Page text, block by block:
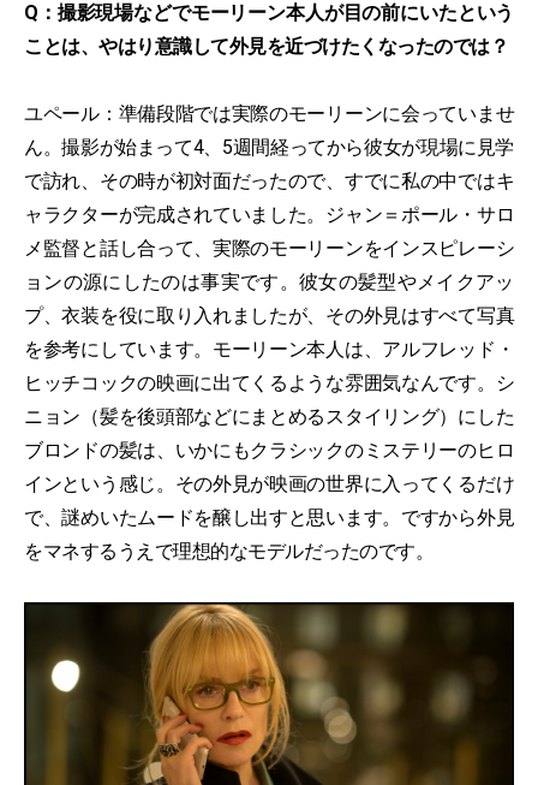
Q：撮影現場などでモーリーン本人が目の前にいたという
ことは、やはり意識して外見を近づけたくなったのでは？
ユペール：準備段階では実際のモーリーンに会っていませ
ん。撮影が始まって4、5週間経ってから彼女が現場に見学
で訪れ、その時が初対面だったので、すでに私の中ではキ
ャラクターが完成されていました。ジャン＝ポール・サロ
メ監督と話し合って、実際のモーリーンをインスピレーシ
ョンの源にしたのは事実です。彼女の髪型やメイクアッ
プ、衣装を役に取り入れましたが、その外見はすべて写真
を参考にしています。モーリーン本人は、アルフレッド・
ヒッチコックの映画に出てくるような雰囲気なんです。シ
ニョン（髪を後頭部などにまとめるスタイリング）にした
ブロンドの髪は、いかにもクラシックのミステリーのヒロ
インという感じ。その外見が映画の世界に入ってくるだけ
で、謎めいたムードを醸し出すと思います。ですから外見
をマネするうえで理想的なモデルだったのです。